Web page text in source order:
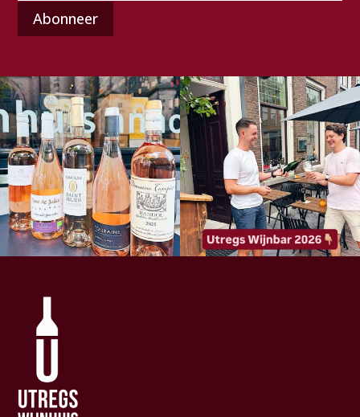
mailadres